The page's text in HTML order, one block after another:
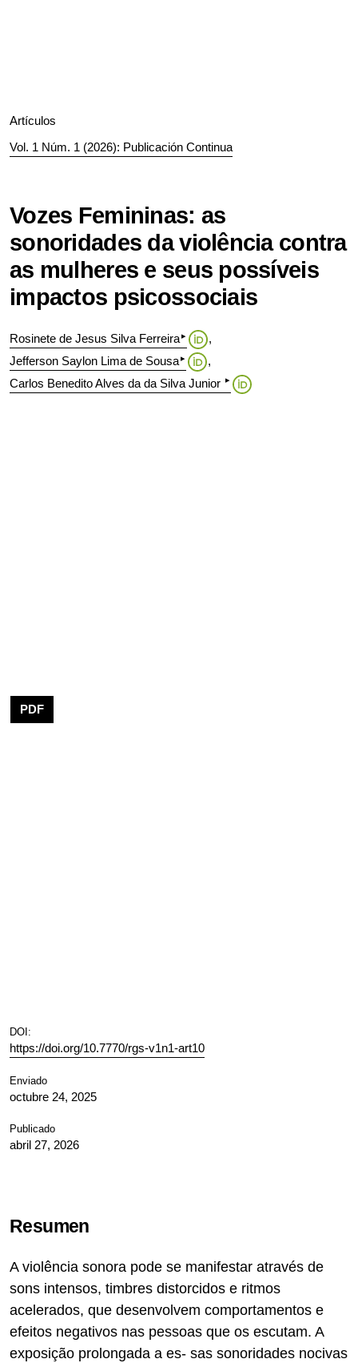
Artículos
Vol. 1 Núm. 1 (2026): Publicación Continua
Vozes Femininas: as
sonoridades da violência contra
as mulheres e seus possíveis
impactos psicossociais
Rosinete de Jesus Silva Ferreira▸
Jefferson Saylon Lima de Sousa▸
Carlos Benedito Alves da da Silva Junior ▸
PDF
DOI:
https://doi.org/10.7770/rgs-v1n1-art10
Enviado
octubre 24, 2025
Publicado
abril 27, 2026
Resumen
A violência sonora pode se manifestar através de
sons intensos, timbres distorcidos e ritmos
acelerados, que desenvolvem comportamentos e
efeitos negativos nas pessoas que os escutam. A
exposição prolongada a es- sas sonoridades nocivas